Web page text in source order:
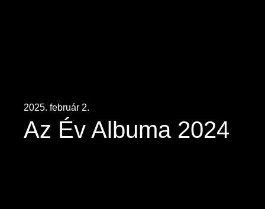
2025. február 2.
Az Év Albuma 2024